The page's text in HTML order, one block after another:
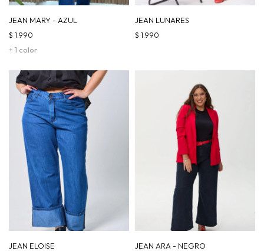
JEAN MARY - AZUL
+ 1 color
$ 1.990
JEAN LUNARES
$ 1.990
JEAN ELOISE
JEAN ARA - NEGRO